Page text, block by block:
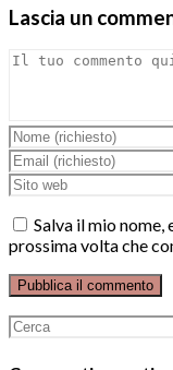
Lascia un
Comment
Inserisci
il
tuo
nome
o
nome
utente
per
commentare
Inserisci
il
tuo
indirizzo
email
per
commentare
Enter
your
website
URL
Salva il mio
prossima volta che
Ricerca
per: